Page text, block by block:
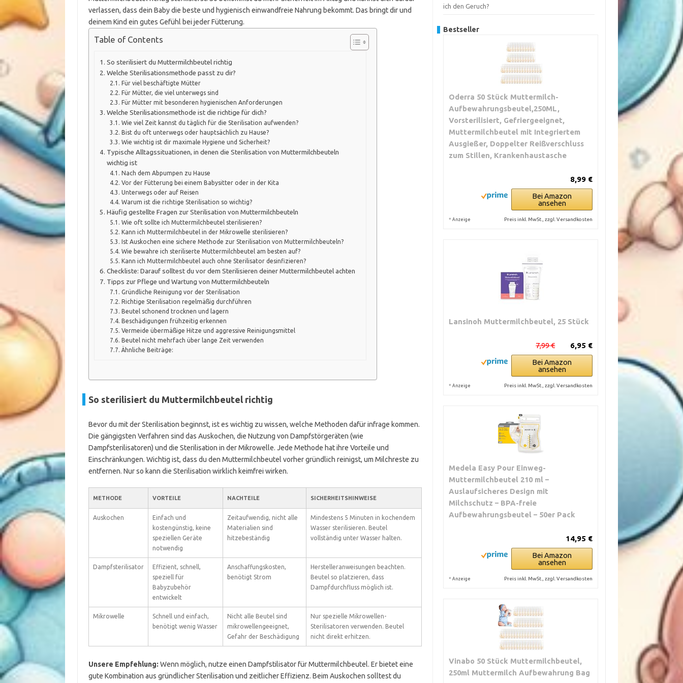
verlassen, dass dein Baby die beste und hygienisch einwandfreie Nahrung bekommt. Das bringt dir und
deinem Kind ein gutes Gefühl bei jeder Fütterung.
Table of Contents
So sterilisiert du Muttermilchbeutel richtig
Welche Sterilisationsmethode passt zu dir?
Für viel beschäftigte Mütter
Für Mütter, die viel unterwegs sind
Für Mütter mit besonderen hygienischen Anforderungen
Welche Sterilisationsmethode ist die richtige für dich?
Wie viel Zeit kannst du täglich für die Sterilisation aufwenden?
Bist du oft unterwegs oder hauptsächlich zu Hause?
Wie wichtig ist dir maximale Hygiene und Sicherheit?
Typische Alltagssituationen, in denen die Sterilisation von Muttermilchbeuteln
wichtig ist
Nach dem Abpumpen zu Hause
Vor der Fütterung bei einem Babysitter oder in der Kita
Unterwegs oder auf Reisen
Warum ist die richtige Sterilisation so wichtig?
Häufig gestellte Fragen zur Sterilisation von Muttermilchbeuteln
Wie oft sollte ich Muttermilchbeutel sterilisieren?
Kann ich Muttermilchbeutel in der Mikrowelle sterilisieren?
Ist Auskochen eine sichere Methode zur Sterilisation von Muttermilchbeuteln?
Wie bewahre ich steriliserte Muttermilchbeutel am besten auf?
Kann ich Muttermilchbeutel auch ohne Sterilisator desinfizieren?
Checkliste: Darauf solltest du vor dem Sterilisieren deiner Muttermilchbeutel achten
Tipps zur Pflege und Wartung von Muttermilchbeuteln
Gründliche Reinigung vor der Sterilisation
Richtige Sterilisation regelmäßig durchführen
Beutel schonend trocknen und lagern
Beschädigungen frühzeitig erkennen
Vermeide übermäßige Hitze und aggressive Reinigungsmittel
Beutel nicht mehrfach über lange Zeit verwenden
Ähnliche Beiträge:
So sterilisiert du Muttermilchbeutel richtig
Bevor du mit der Sterilisation beginnst, ist es wichtig zu wissen, welche Methoden dafür infrage kommen.
Die gängigsten Verfahren sind das Auskochen, die Nutzung von Dampfstörgeräten (wie
Dampfsterilisatoren) und die Sterilisation in der Mikrowelle. Jede Methode hat ihre Vorteile und
Einschränkungen. Wichtig ist, dass du den Muttermilchbeutel vorher gründlich reinigst, um Milchreste zu
entfernen. Nur so kann die Sterilisation wirklich keimfrei wirken.
METHODE VORTEILE NACHTEILE SICHERHEITSHINWEISE
Auskochen
Einfach und
kostengünstig, keine
speziellen Geräte
notwendig
Zeitaufwendig, nicht alle
Materialien sind
hitzebeständig
Mindestens 5 Minuten in kochendem
Wasser sterilisieren. Beutel
vollständig unter Wasser halten.
Dampfsterilisator
Effizient, schnell,
speziell für
Babyzubehör
entwickelt
Anschaffungskosten,
benötigt Strom
Herstelleranweisungen beachten.
Beutel so platzieren, dass
Dampfdurchfluss möglich ist.
Mikrowelle
Schnell und einfach,
benötigt wenig Wasser
Nicht alle Beutel sind
mikrowellengeeignet,
Gefahr der Beschädigung
Nur spezielle Mikrowellen-
Sterilisatoren verwenden. Beutel
nicht direkt erhitzen.
Unsere Empfehlung: Wenn möglich, nutze einen Dampfstilisator für Muttermilchbeutel. Er bietet eine
gute Kombination aus gründlicher Sterilisation und zeitlicher Effizienz. Beim Auskochen solltest du
ich den Geruch?
Bestseller
Oderra 50 Stück Muttermilch-
Aufbewahrungsbeutel,250ML,
Vorsterilisiert, Gefriergeeignet,
Muttermilchbeutel mit Integriertem
Ausgießer, Doppelter Reißverschluss
zum Stillen, Krankenhaustasche
8,99 €
Bei Amazon
ansehen
* Anzeige Preis inkl. MwSt., zzgl. Versandkosten
Lansinoh Muttermilchbeutel, 25 Stück
6,95 €
7,99 €
Bei Amazon
ansehen
* Anzeige Preis inkl. MwSt., zzgl. Versandkosten
Medela Easy Pour Einweg-
Muttermilchbeutel 210 ml –
Auslaufsicheres Design mit
Milchschutz – BPA-freie
Aufbewahrungsbeutel – 50er Pack
14,95 €
Bei Amazon
ansehen
* Anzeige Preis inkl. MwSt., zzgl. Versandkosten
Vinabo 50 Stück Muttermilchbeutel,
250ml Muttermilch Aufbewahrung Bag